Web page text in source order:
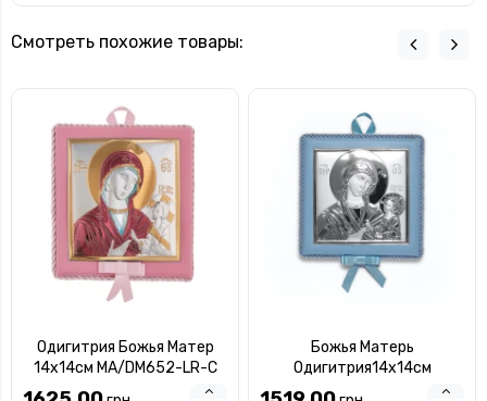
Смотреть похожие товары:
Одигитрия Божья Матер
14x14см MA/DM652-LR-C
Божья Матерь
Одигитрия14x14см
MA/DM652-LC